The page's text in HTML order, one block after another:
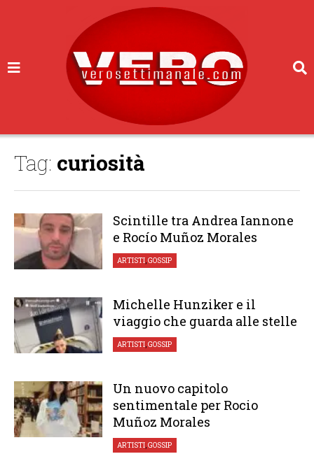
Tag: curiosità
Scintille tra Andrea Iannone
e Rocío Muñoz Morales
ARTISTI,GOSSIP
Michelle Hunziker e il
viaggio che guarda alle stelle
ARTISTI,GOSSIP
Un nuovo capitolo
sentimentale per Rocio
Muñoz Morales
ARTISTI,GOSSIP